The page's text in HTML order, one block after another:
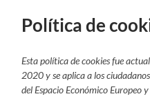
Política de
Esta política de cookies fue
2020 y se aplica a los
del Espacio Económico Europeo y